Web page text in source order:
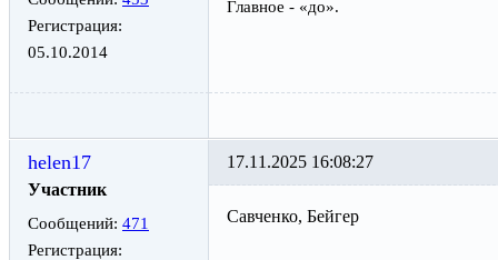
Регистрация:
05.10.2014
Главное - «до».
helen17
Участник
Сообщений: 471
Регистрация:
17.11.2025 16:08:27
Савченко, Бейгер